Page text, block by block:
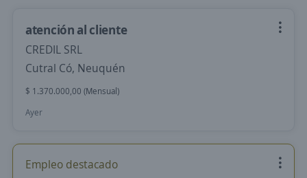
atención al cliente
CREDIL SRL
Cutral Có, Neuquén
$ 1.370.000,00 (Mensual)
Ayer
Empleo destacado